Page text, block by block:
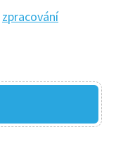
zpracování